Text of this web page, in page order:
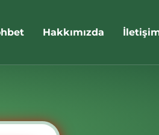
Hakkımızda